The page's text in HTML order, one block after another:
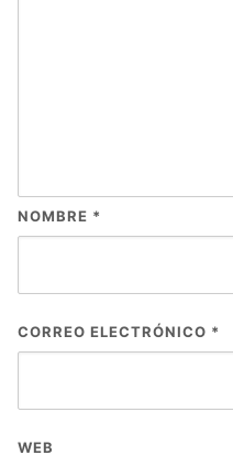
NOMBRE *
CORREO ELECTRÓNICO *
WEB